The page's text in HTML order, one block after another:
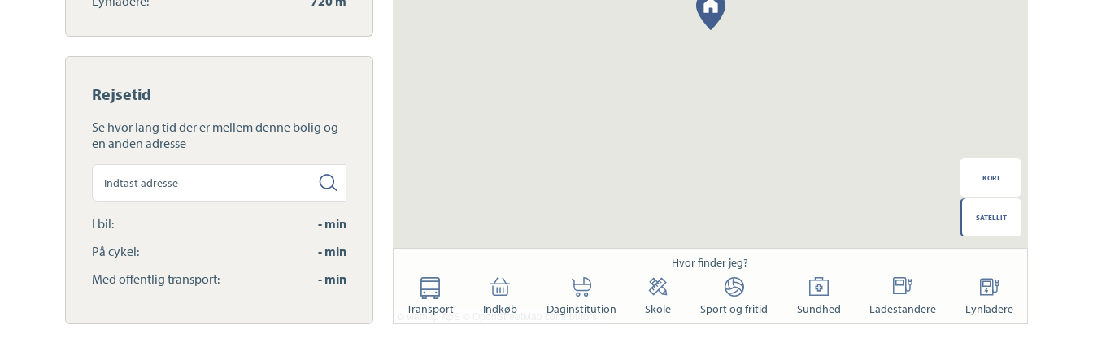
Rejsetid
Se hvor lang tid der er mellem denne bolig og
en anden adresse
Søg
anden
adresse
I bil:
- min
På cykel:
- min
Med offentlig transport:
- min
© viamap ApS © OpenStreetMap contributors
KORT
SATELLIT
Hvor finder jeg?
Transport Indkøb Daginstitution Skole Sport og fritid Sundhed Ladestandere Lynladere